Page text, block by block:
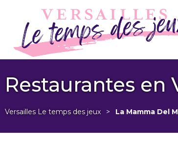
Restaurantes en
Versailles Le temps des jeux > La Mamma Del